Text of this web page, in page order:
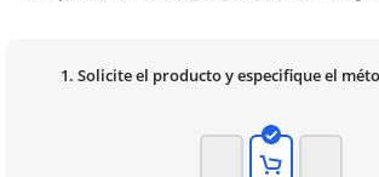
a Viernes.
son procesadas y programadas
mismo día de las 3:00 pm a 6:00 pm.
1. Solicite el producto y especifique el